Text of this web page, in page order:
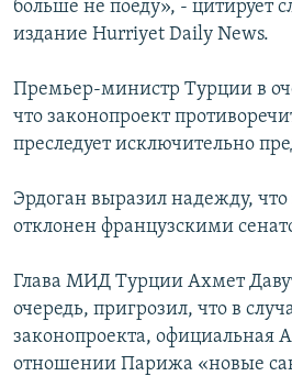
Русский
Все сайты Радио Азатутюн
больше не поеду», - цитирует
издание Hurriyet Daily News.
Премьер-министр Турции в
что законопроект
преследует исключительно
Эрдоган выразил надежду, что
отклонен французскими
Глава МИД Турции Ахмет
очередь, пригрозил, что в
законопроекта, официальная
отношении Парижа «новые